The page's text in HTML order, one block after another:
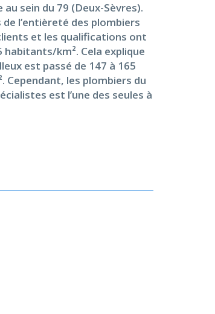
sein du 79 (Deux-Sèvres).
l’entièreté des plombiers
et les qualifications ont
km². Cela explique
est passé de 147 à 165
Cependant, les plombiers du
est l’une des seules à